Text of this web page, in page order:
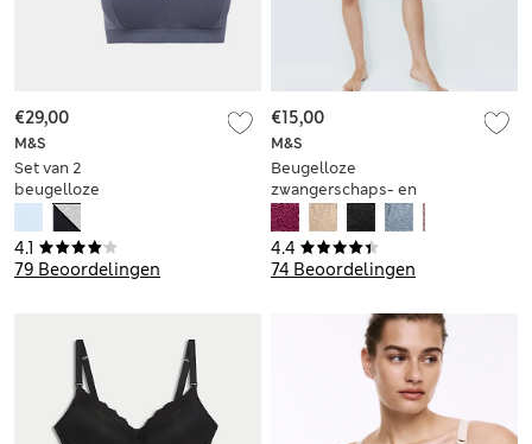
4.1
79 Beoordelingen
M&S
Set van 2
beugelloze
voedings-bh's,
cupmaten A-D
€29,00
4.4
74 Beoordelingen
M&S
Beugelloze
zwangerschaps- en
voedingsbeha met
kant, Jasmine
(cupmaten B-H)
€15,00